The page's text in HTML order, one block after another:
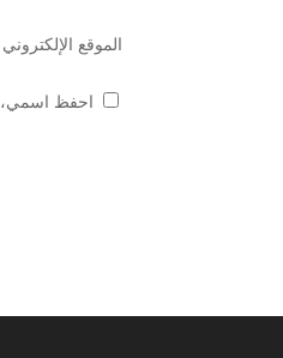
الموقع الإلكتروني
احفظ اسمي،